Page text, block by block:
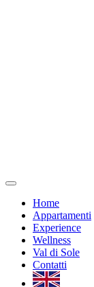
Home
Appartamenti
Experience
Wellness
Val di Sole
Contatti